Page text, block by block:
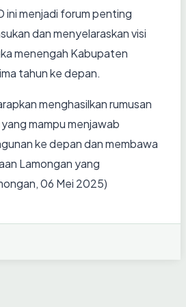
ini menjadi forum penting
dan menyelaraskan visi
menengah Kabupaten
tahun ke depan.
menghasilkan rumusan
mampu menjawab
ke depan dan membawa
Lamongan yang
06 Mei 2025)